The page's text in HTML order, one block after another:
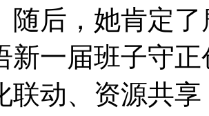
随后，她肯定
新一届班子守
联动、资源共